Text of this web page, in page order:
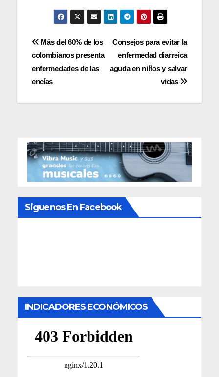
Navegación
de
entradas
Consejos para evitar la
enfermedad diarreica
aguda en niños y salvar
vidas
Más del 60% de los
colombianos presenta
enfermedades de las
encías
Siguenos En Facebook
INDICADORES ECONÓMICOS